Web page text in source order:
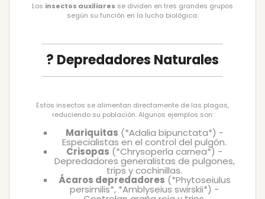
Los insectos auxiliares se dividen en tres grandes grupos
según su función en la lucha biológica:
? Depredadores Naturales
Estos insectos se alimentan directamente de las plagas,
reduciendo su población. Algunos ejemplos son:
Mariquitas (*Adalia bipunctata*) -
Especialistas en el control del pulgón.
Crisopas (*Chrysoperla carnea*) -
Depredadores generalistas de pulgones,
trips y cochinillas.
Ácaros depredadores (*Phytoseiulus
persimilis*, *Amblyseius swirskii*) -